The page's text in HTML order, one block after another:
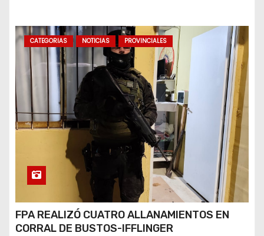
CATEGORIAS NOTICIAS PROVINCIALES
FPA REALIZÓ CUATRO ALLANAMIENTOS EN
CORRAL DE BUSTOS-IFFLINGER